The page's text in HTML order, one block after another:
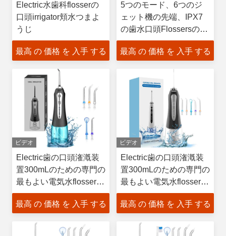
Electric水歯科flosserの
口頭irrigator頬水つまよ
うじ
最高 の 価格 を 入手 する
5つのモード、6つのジ
ェット機の先端、IPX7
の歯水口頭Flossersのた
めのコードレス水
Flosser
最高 の 価格 を 入手 する
ビデオ
Electric歯の口頭潅漑装
置300mLのための専門の
最もよい電気水flosserの
フロス
最高 の 価格 を 入手 する
ビデオ
Electric歯の口頭潅漑装
置300mLのための専門の
最もよい電気水flosserの
フロス
最高 の 価格 を 入手 する